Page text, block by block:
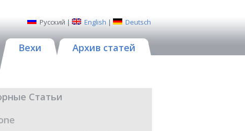
Русский | English | Deutsch
Вехи Архив статей
Статьи